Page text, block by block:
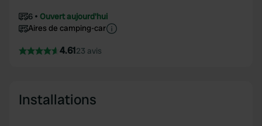
6
Ouvert aujourd'hui
Aires de camping-car
4.6123 avis
Installations